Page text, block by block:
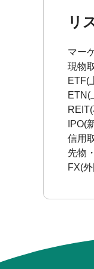
リ
マー
現物
ETF(
ETN(
IPO(
信用
先物
FX(